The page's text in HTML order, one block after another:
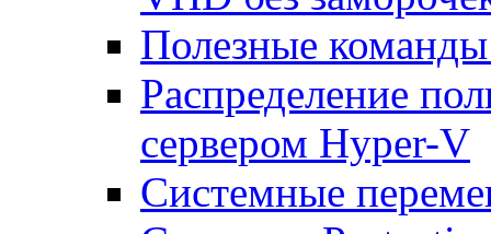
Полезные
Распределение
сервером Hyper-V
Системные